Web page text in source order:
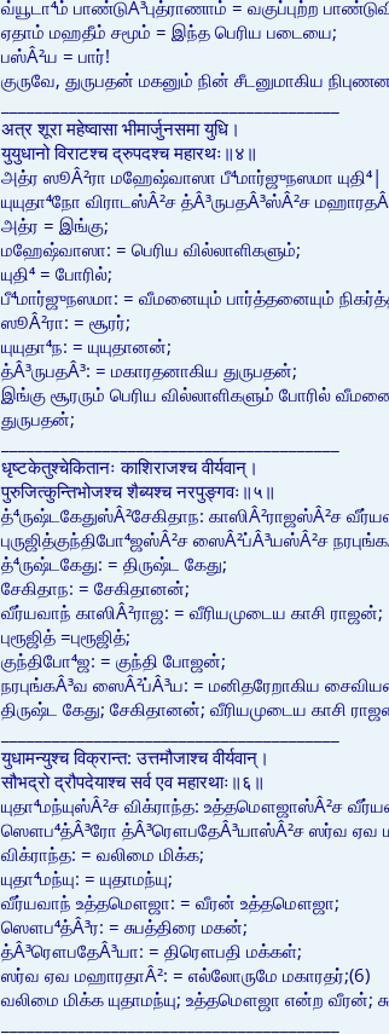
வ்யூடா⁴ம் பாண்டுÂ³புத்ராணாம் = வகுப்புற்ற
ஏதாம் மஹதீம் சமூம் = இந்த பெரிய படையை;
பஸ்Â²ய = பார்!
குருவே, துருபதன் மகனும் நின் சீடனுமாகிய
अत्र शूरा महेष्वासा भीमार्जुनसमा युधि।
युयुधानो विराटश्च द्रुपदश्च महारथः॥४॥
அத்ர ஸூÂ²ரா மஹேஷ்வாஸா பீ⁴மார்ஜுநஸமா யுதி⁴|
யுயுதா⁴நோ விராடஸ்Â²ச த்Â³ருபதÂ³ஸ்Â²ச
அத்ர = இங்கு;
மஹேஷ்வாஸா: = பெரிய வில்லாளிகளும்;
யுதி⁴ = போரில்;
பீ⁴மார்ஜுநஸமா: = வீமனையும் பார்த்தனையும்
ஸூÂ²ரா: = சூரர்;
யுயுதா⁴ந: = யுயுதானன்;
த்Â³ருபதÂ³: = மகாரதனாகிய துருபதன்;
இங்கு சூரரும் பெரிய வில்லாளிகளும் போரில்
துருபதன்;
धृष्टकेतुश्चेकितानः काशिराजश्च वीर्यवान्।
पुरुजित्कुन्तिभोजश्च शैब्यश्च नरपुङ्गवः॥५॥
த்⁴ருஷ்டகேதுஸ்Â²சேகிதாந: காஸிÂ²ராஜஸ்Â²ச
புருஜித்குந்திபோ⁴ஜஸ்Â²ச ஸைÂ²ப்Â³யஸ்Â²ச
த்⁴ருஷ்டகேது: = திருஷ்ட கேது;
சேகிதாந: = சேகிதானன்;
வீர்யவாந் காஸிÂ²ராஜ: = வீரியமுடைய காசி ராஜன்;
புரூஜித் =புரூஜித்;
குந்திபோ⁴ஜ: = குந்தி போஜன்;
நரபுங்கÂ³வ ஸைÂ²ப்Â³ய: = மனிதரேறாகிய
திருஷ்ட கேது; சேகிதானன்; வீரியமுடைய காசி
युधामन्युश्च विक्रान्त: उत्तमौजाश्च वीर्यवान्।
सौभद्रो द्रौपदेयाश्च सर्व एव महारथाः॥६॥
யுதா⁴மந்யுஸ்Â²ச விக்ராந்த: உத்தமௌஜாஸ்Â²ச
ஸௌப⁴த்Â³ரோ த்Â³ரௌபதேÂ³யாஸ்Â²ச ஸர்வ ஏவ
விக்ராந்த: = வலிமை மிக்க;
யுதா⁴மந்யு: = யுதாமந்யு;
வீர்யவாந் உத்தமௌஜா: = வீரன் உத்தமௌஜா;
ஸௌப⁴த்Â³ர: = சுபத்திரை மகன்;
த்Â³ரௌபதேÂ³யா: = திரௌபதி மக்கள்;
ஸர்வ ஏவ மஹாரதாÂ²: = எல்லோருமே மகாரதர்;(6)
வலிமை மிக்க யுதாமந்யு; உத்தமௌஜா என்ற வீரன்;